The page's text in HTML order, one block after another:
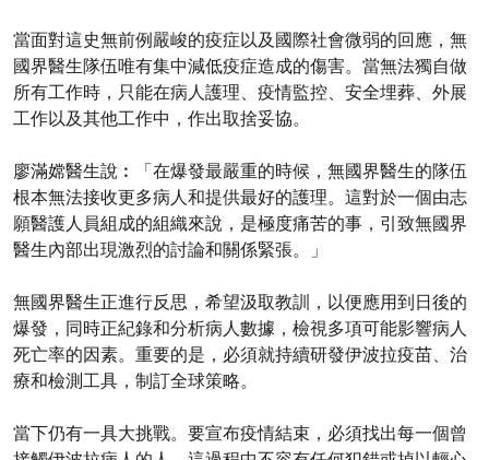
當面對這史無前例嚴峻的疫症以及國際社會微弱的回應，無
國界醫生隊伍唯有集中減低疫症造成的傷害。當無法獨自做
所有工作時，只能在病人護理、疫情監控、安全埋葬、外展
工作以及其他工作中，作出取捨妥協。
廖滿嫦醫生說︰「在爆發最嚴重的時候，無國界醫生的隊伍
根本無法接收更多病人和提供最好的護理。這對於一個由志
願醫護人員組成的組織來說，是極度痛苦的事，引致無國界
醫生內部出現激烈的討論和關係緊張。」
無國界醫生正進行反思，希望汲取教訓，以便應用到日後的
爆發，同時正紀錄和分析病人數據，檢視多項可能影響病人
死亡率的因素。重要的是，必須就持續研發伊波拉疫苗、治
療和檢測工具，制訂全球策略。
當下仍有一具大挑戰。要宣布疫情結束，必須找出每一個曾